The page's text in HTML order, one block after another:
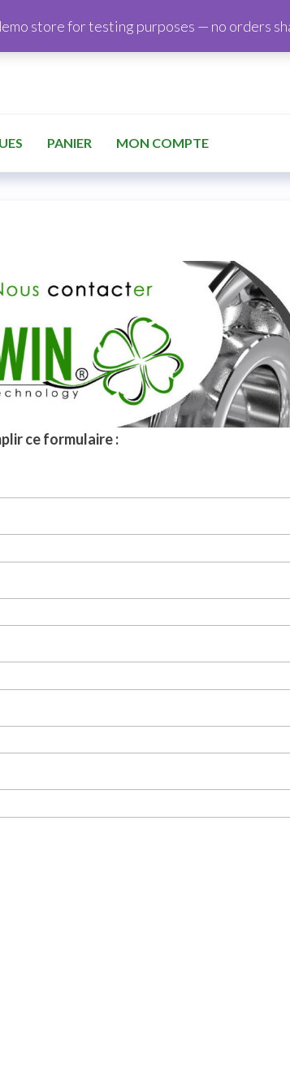
PANIER MON COMPTE
ce formulaire :
store for testing purposes — no orders